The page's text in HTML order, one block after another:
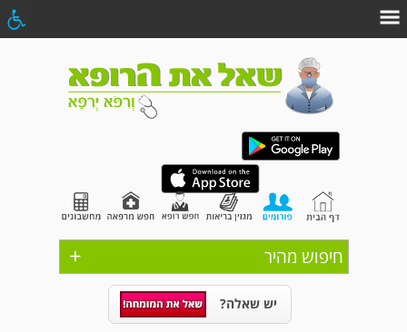
+ חיפוש מהיר
יש שאלה?